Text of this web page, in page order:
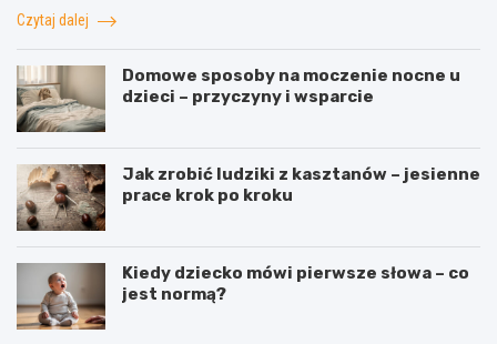
Czytaj dalej
Domowe sposoby na moczenie nocne u
dzieci – przyczyny i wsparcie
Jak zrobić ludziki z kasztanów – jesienne
prace krok po kroku
Kiedy dziecko mówi pierwsze słowa – co
jest normą?